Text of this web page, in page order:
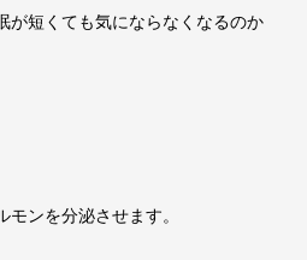
が短くても気にならなくなるのか
モンを分泌させます。